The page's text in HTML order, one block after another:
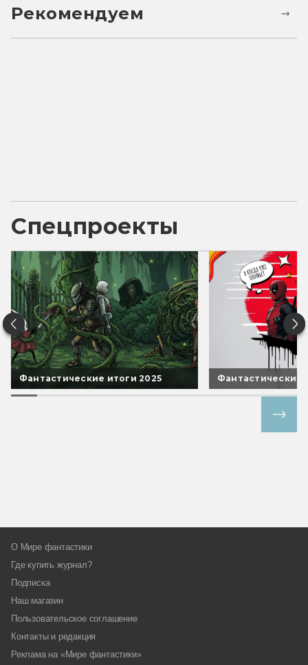
Рекомендуем
Спецпроекты
Фантастические итоги 2025 Фантастические
О Мире фантастики
Где купить журнал?
Подписка
Наш магазин
Пользовательское соглашение
Контакты и редакция
Реклама на «Мире фантастики»